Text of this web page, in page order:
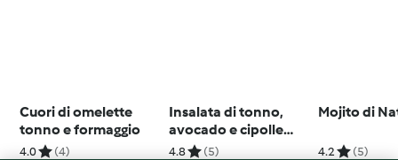
Cuori di omelette
tonno e formaggio
4.0 (4)
Insalata di tonno,
avocado e cipolle
fermentate
4.8 (5)
Mojito di
4.2 (5)